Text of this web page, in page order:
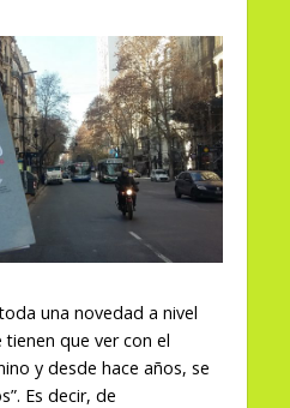
una novedad a nivel
que ver con el
y desde hace años, se
Es decir, de